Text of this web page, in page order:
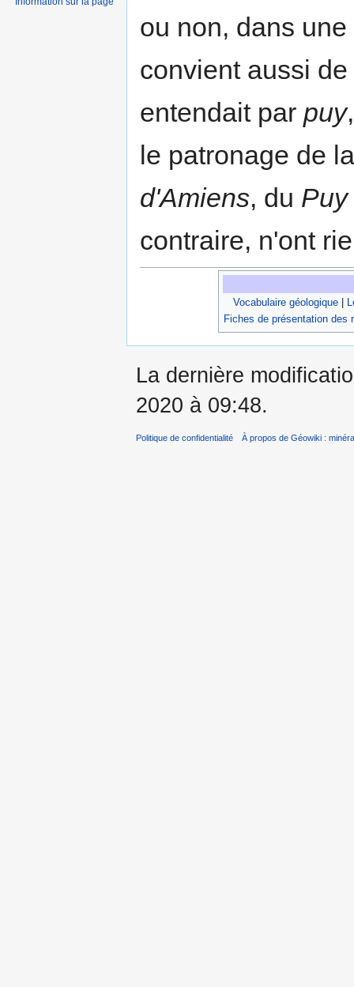
ou non, dans
convient aussi
entendait par puy
le patronage de
d'Amiens, du
contraire, n'ont
Vocabulaire géologique|
Fiches de présentation des
La dernière
2020 à 09:48.
Politique de confidentialité À propos de Géowiki :